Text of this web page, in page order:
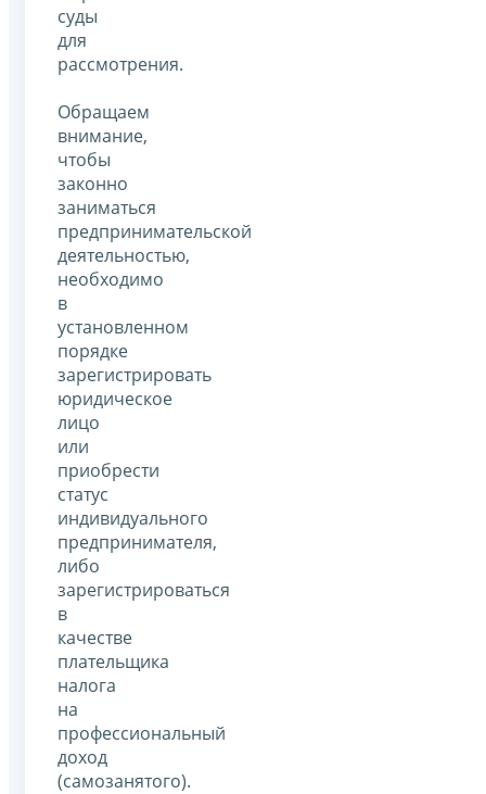
суды
для
рассмотрения.
Обращаем
внимание,
чтобы
законно
заниматься
предпринимательской
деятельностью,
необходимо
в
установленном
порядке
зарегистрировать
юридическое
лицо
или
приобрести
статус
индивидуального
предпринимателя,
либо
зарегистрироваться
в
качестве
плательщика
налога
на
профессиональный
доход
(самозанятого).